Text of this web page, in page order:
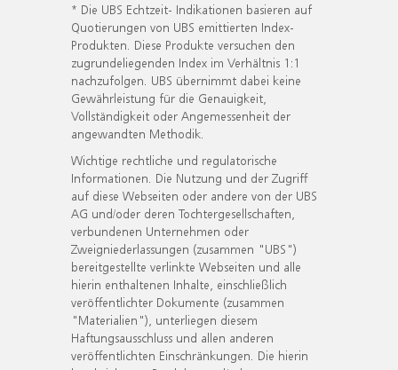
* Die UBS Echtzeit- Indikationen basieren auf
Quotierungen von UBS emittierten Index-
Produkten. Diese Produkte versuchen den
zugrundeliegenden Index im Verhältnis 1:1
nachzufolgen. UBS übernimmt dabei keine
Gewährleistung für die Genauigkeit,
Vollständigkeit oder Angemessenheit der
angewandten Methodik.
Wichtige rechtliche und regulatorische
Informationen. Die Nutzung und der Zugriff
auf diese Webseiten oder andere von der UBS
AG und/oder deren Tochtergesellschaften,
verbundenen Unternehmen oder
Zweigniederlassungen (zusammen "UBS")
bereitgestellte verlinkte Webseiten und alle
hierin enthaltenen Inhalte, einschließlich
veröffentlichter Dokumente (zusammen
"Materialien"), unterliegen diesem
Haftungsausschluss und allen anderen
veröffentlichten Einschränkungen. Die hierin